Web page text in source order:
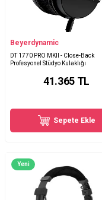
Beyerdynamic
DT 1770 PRO MKII - Close-Back
Profesyonel Stüdyo Kulaklığı
41.365TL
Sepete Ekle
Yeni